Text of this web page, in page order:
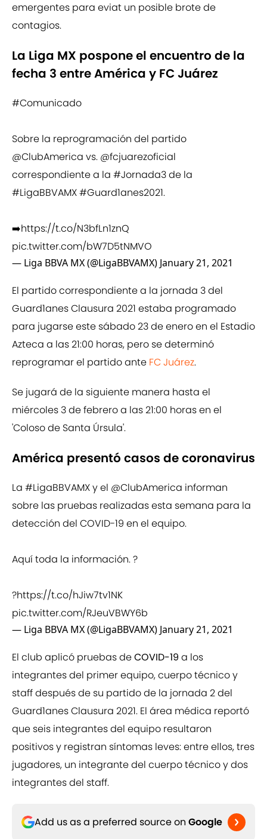
emergentes para eviat un posible brote de
contagios.
La Liga MX pospone el encuentro de la
fecha 3 entre América y FC Juárez
#Comunicado
Sobre la reprogramación del partido
@ClubAmerica vs. @fcjuarezoficial
correspondiente a la #Jornada3de la
#LigaBBVAMX#Guard1anes2021.
➡️https://t.co/N3bfLn1znQ
pic.twitter.com/bW7D5tNMVO
— Liga BBVA MX (@LigaBBVAMX) January 21, 2021
El partido correspondiente a la jornada 3 del
Guard1anes Clausura 2021 estaba programado
para jugarse este sábado 23 de enero en el Estadio
Azteca a las 21:00 horas, pero se determinó
reprogramar el partido ante FC Juárez.
Se jugará de la siguiente manera hasta el
miércoles 3 de febrero a las 21:00 horas en el
'Coloso de Santa Úrsula'.
América presentó casos de coronavirus
La #LigaBBVAMXy el @ClubAmerica informan
sobre las pruebas realizadas esta semana para la
detección del COVID-19 en el equipo.
Aquí toda la información. ?
?https://t.co/hJiw7tv1NK
pic.twitter.com/RJeuVBWY6b
— Liga BBVA MX (@LigaBBVAMX) January 21, 2021
El club aplicó pruebas deCOVID-19 a los
integrantes del primer equipo, cuerpo técnico y
staff después de su partido de la jornada 2 del
Guard1anes Clausura 2021. El área médica reportó
que seis integrantes del equipo resultaron
positivos y registran síntomas leves: entre ellos, tres
jugadores, un integrante del cuerpo técnico y dos
integrantes del staff.
Add us as a preferred source on Google